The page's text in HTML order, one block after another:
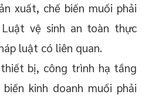
xuất, chế biến muối phải
vệ sinh an toàn thực
luật có liên quan.
bị, công trình hạ tầng
kinh doanh muối phải